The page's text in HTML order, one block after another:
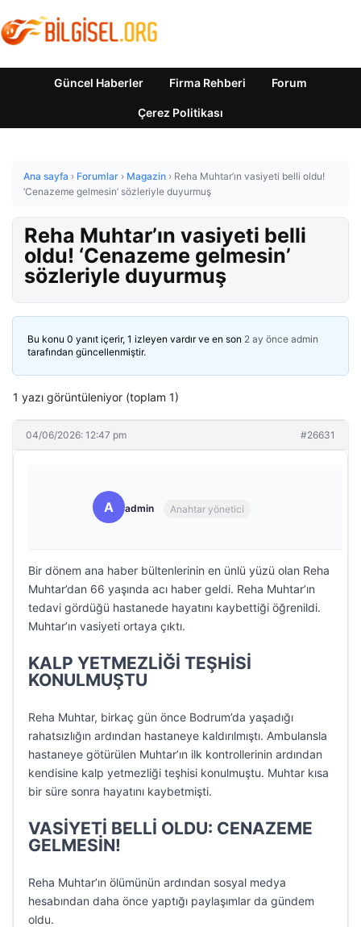
Güncel Haberler Firma Rehberi Forum
Çerez Politikası
Ana sayfa › Forumlar › Magazin › Reha Muhtar’ın vasiyeti belli oldu!
‘Cenazeme gelmesin’ sözleriyle duyurmuş
Reha Muhtar’ın vasiyeti belli
oldu! ‘Cenazeme gelmesin’
sözleriyle duyurmuş
Bu konu 0 yanıt içerir, 1 izleyen vardır ve en son 2 ay önce admin
tarafından güncellenmiştir.
1 yazı görüntüleniyor (toplam 1)
04/06/2026: 12:47 pm #26631
A admin Anahtar yönetici
Bir dönem ana haber bültenlerinin en ünlü yüzü olan Reha
Muhtar’dan 66 yaşında acı haber geldi. Reha Muhtar’ın
tedavi gördüğü hastanede hayatını kaybettiği öğrenildi.
Muhtar’ın vasiyeti ortaya çıktı.
KALP YETMEZLİĞİ TEŞHİSİ
KONULMUŞTU
Reha Muhtar, birkaç gün önce Bodrum’da yaşadığı
rahatsızlığın ardından hastaneye kaldırılmıştı. Ambulansla
hastaneye götürülen Muhtar’ın ilk kontrollerinin ardından
kendisine kalp yetmezliği teşhisi konulmuştu. Muhtar kısa
bir süre sonra hayatını kaybetmişti.
VASİYETİ BELLİ OLDU: CENAZEME
GELMESİN!
Reha Muhtar’ın ölümünün ardından sosyal medya
hesabından daha önce yaptığı paylaşımlar da gündem
oldu.